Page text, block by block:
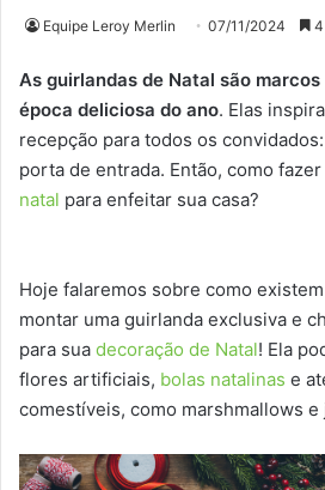
Equipe Leroy Merlin 07/11/2024
As guirlandas de Natal são
época deliciosa do ano. Elas
recepção para todos os
porta de entrada. Então, como fazer
natal para enfeitar sua casa?
Hoje falaremos sobre como
montar uma guirlanda exclusiva e
para sua decoração de Natal! Ela
flores artificiais, bolas natalinas e
comestíveis, como marshmallows